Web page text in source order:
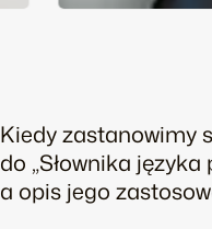
Kiedy zastanowimy
do „Słownika
a opis jego